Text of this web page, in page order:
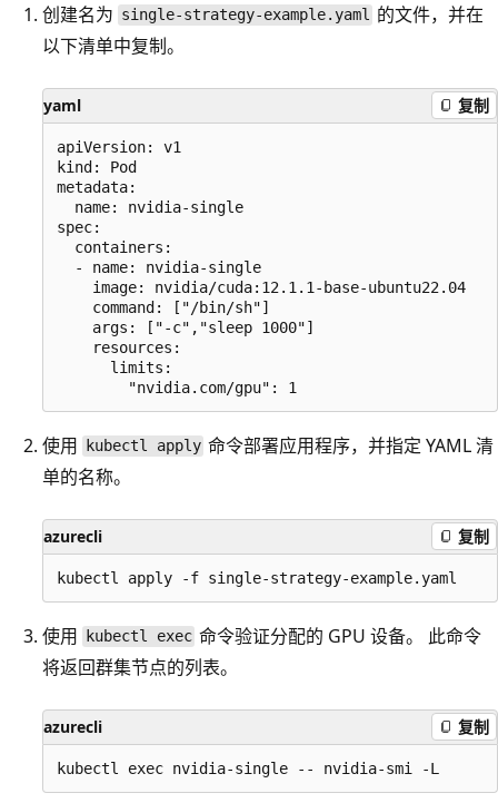
创建名为 single-strategy-example.yaml 的文件，并在
以下清单中复制。
yaml 复制
apiVersion: v1
kind: Pod
metadata:
  name: nvidia-single
spec:
  containers:
  - name: nvidia-single
    image: nvidia/cuda:12.1.1-base-ubuntu22.04
    command: ["/bin/sh"]
    args: ["-c","sleep 1000"]
    resources:
      limits:
使用 kubectl apply 命令部署应用程序，并指定 YAML 清
单的名称。
azurecli 复制
使用 kubectl exec 命令验证分配的 GPU 设备。 此命令
将返回群集节点的列表。
azurecli 复制